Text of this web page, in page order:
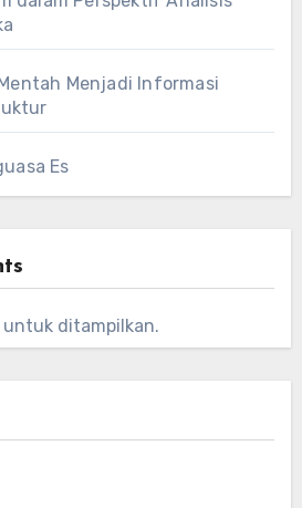
Menjadi Informasi
Es
ditampilkan.